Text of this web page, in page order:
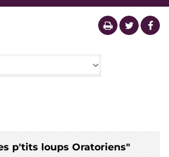
p'tits loups Oratoriens"